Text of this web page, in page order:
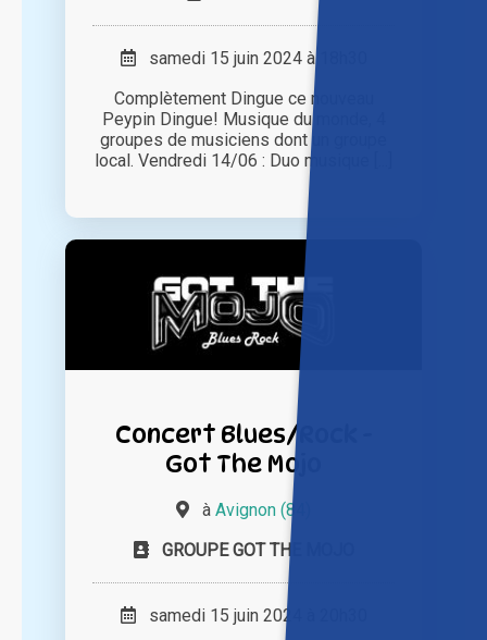
samedi 15 juin 2024 à 18h30
Complètement Dingue ce nouveau
Peypin Dingue! Musique du monde, 4
groupes de musiciens dont un groupe
local. Vendredi 14/06 : Duo musique [...]
Concert Blues/Rock -
Got The Mojo
à Avignon (84)
GROUPE GOT THE MOJO
samedi 15 juin 2024 à 20h30